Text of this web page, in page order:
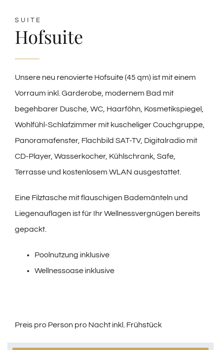
SUITE
Hofsuite
Unsere neu renovierte Hofsuite (45 qm) ist mit einem
Vorraum inkl. Garderobe, modernem Bad mit
begehbarer Dusche, WC, Haarföhn, Kosmetikspiegel,
Wohlfühl-Schlafzimmer mit kuscheliger Couchgruppe,
Panoramafenster, Flachbild SAT-TV, Digitalradio mit
CD-Player, Wasserkocher, Kühlschrank, Safe,
Terrasse und kostenlosem WLAN ausgestattet.
Eine Filztasche mit flauschigen Bademänteln und
Liegenauflagen ist für Ihr Wellnessvergnügen bereits
gepackt.
Poolnutzung inklusive
Wellnessoase inklusive
Preis pro Person pro Nacht inkl. Frühstück